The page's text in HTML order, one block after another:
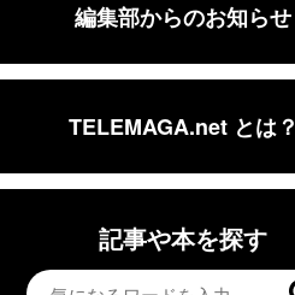
編集部からのお知らせ
TELEMAGA.net とは？
記事や本を探す